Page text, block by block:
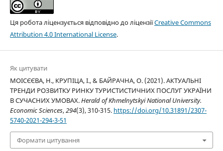
Ця робота ліцензується відповідно до ліцензіїCreative Commons
Attribution 4.0 International License.
Як цитувати
МОІСЄЄВА, Н., КРУПІЦА, І., & БАЙРАЧНА, О. (2021). АКТУАЛЬНІ
ТРЕНДИ РОЗВИТКУ РИНКУ ТУРИСТИСТИЧНИХ ПОСЛУГ УКРАЇНИ
В СУЧАСНИХ УМОВАХ.Herald of Khmelnytskyi National University.
Economic Sciences,294(3), 310-315. https://doi.org/10.31891/2307-
5740-2021-294-3-51
Формати цитування